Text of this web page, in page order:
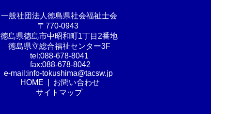
一般社団法人 徳島県社会福祉士会
〒770-0943
徳島県徳島市中昭和町1丁目2番地
徳島県立総合福祉センター3F
tel:088-678-8041
fax:088-678-8042
e-mail:info-tokushima@tacsw.jp
HOME
お問い合わせ
サイトマップ